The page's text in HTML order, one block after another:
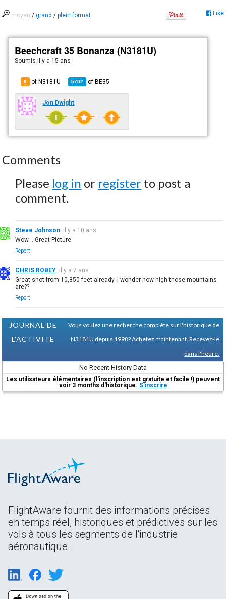
moyen /grand /plein format Like
Beechcraft 35 Bonanza (N3181U)
Soumisil y a 15 ans
6 of N3181U 5702 ofBE35
Jon Dwight
Comments
Please log in or register to post a
comment.
Steve Johnson il y a 10 ans
Wow .. Great Picture
Report
CHRIS ROBEY il y a 7 ans
Great shot from 10,850 feet already. I wonder how high those mountains
are??
Report
JOURNAL DE
L'ACTIVITE
Vous voulez une recherche complète sur l'historique de
N3181U depuis 1998?Achetez maintenant. Recevez-le
dans l'heure.
No Recent History Data
Les utilisateurs élémentaires (l'inscription est gratuite et facile !) peuvent
voir 3 months d'historique. S'inscrire
FlightAware fournit des informations précises
en temps réel, historiques et prédictives sur les
vols à tous les segments de l'industrie
aéronautique.